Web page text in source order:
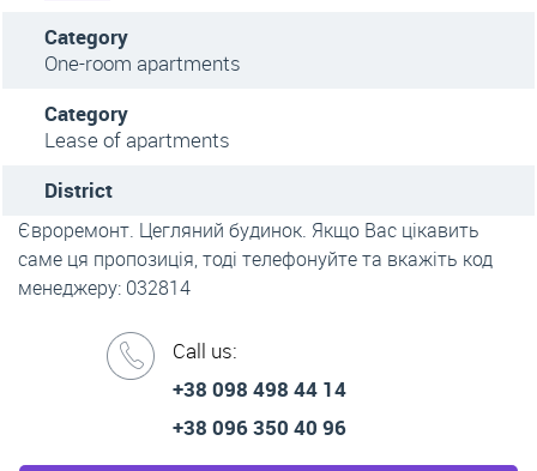
Category
One-room apartments
Category
Lease of apartments
District
Євроремонт. Цегляний будинок. Якщо Вас цікавить
саме ця пропозиція, тоді телефонуйте та вкажіть код
менеджеру: 032814
Call us:
+38 098 498 44 14
+38 096 350 40 96